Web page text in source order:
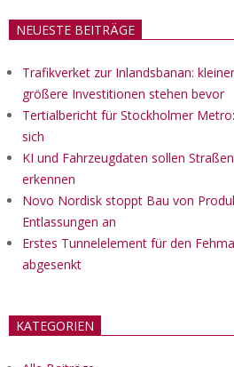
NEUESTE BEITRÄGE
Trafikverket zur Inlandsbanan:
größere Investitionen stehen bevor
Tertialbericht für Stockholmer
sich
KI und Fahrzeugdaten sollen
erkennen
Novo Nordisk stoppt Bau von
Entlassungen an
Erstes Tunnelelement für den
abgesenkt
KATEGORIEN